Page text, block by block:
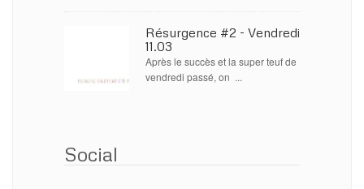
Résurgence #2 - Vendredi
11.03
Après le succès et la super teuf de
vendredi passé, on ...
Social